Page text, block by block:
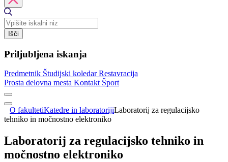
Išči
Priljubljena iskanja
Predmetnik Študijski koledarRestavracija
Prosta delovna mesta Kontakt Šport
O fakultetiKatedre in laboratorijiLaboratorij za regulacijsko
tehniko in močnostno elektroniko
Laboratorij za regulacijsko tehniko in
močnostno elektroniko